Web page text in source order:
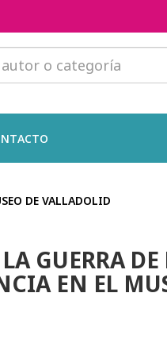
DE VALLADOLID
GUERRA DE
EN EL